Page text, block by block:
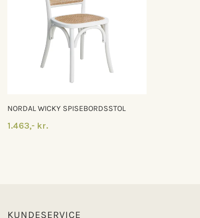
NORDAL WICKY SPISEBORDSSTOL
1.463,- kr.
KUNDESERVICE